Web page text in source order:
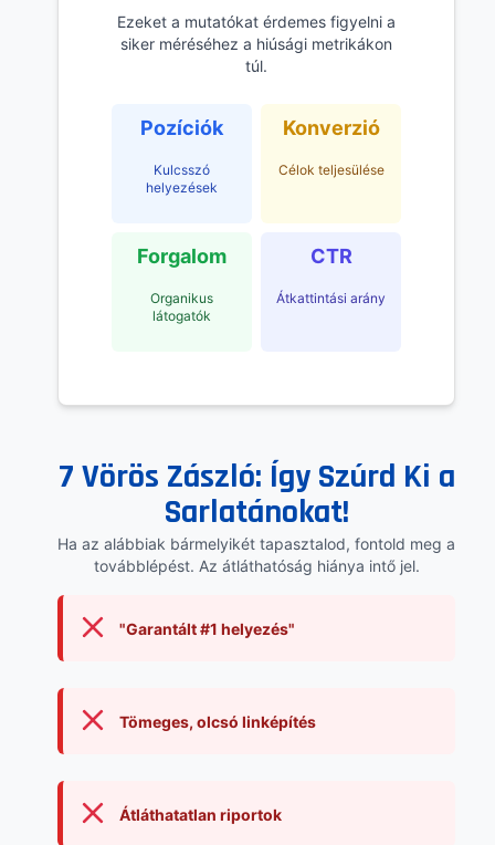
Ezeket a mutatókat érdemes figyelni a
siker méréséhez a hiúsági metrikákon
túl.
Pozíciók
Kulcsszó
helyezések
Konverzió
Célok teljesülése
Forgalom
Organikus
látogatók
CTR
Átkattintási arány
7 Vörös Zászló: Így Szúrd Ki a
Sarlatánokat!
Ha az alábbiak bármelyikét tapasztalod, fontold meg a
továbblépést. Az átláthatóság hiánya intő jel.
"Garantált #1 helyezés"
Tömeges, olcsó linképítés
Átláthatatlan riportok